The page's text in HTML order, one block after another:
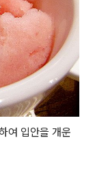
여 입안을 개운